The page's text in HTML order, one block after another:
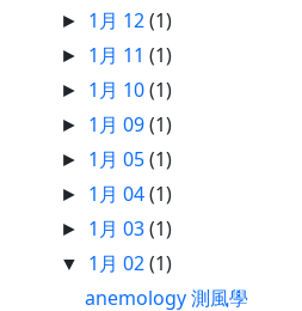
► 1月 12(1)
► 1月 11(1)
► 1月 10(1)
► 1月 09(1)
► 1月 05(1)
► 1月 04(1)
► 1月 03(1)
▼ 1月 02(1)
anemology 測風學